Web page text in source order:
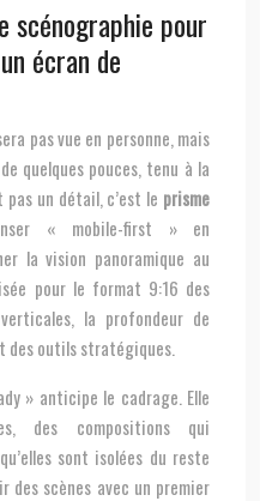
scénographie pour
écran de
pas vue en personne, mais
quelques pouces, tenu à la
un détail, c’est le prisme
« mobile-first » en
la vision panoramique au
pour le format 9:16 des
la profondeur de
des outils stratégiques.
» anticipe le cadrage. Elle
des compositions qui
sont isolées du reste
des scènes avec un premier